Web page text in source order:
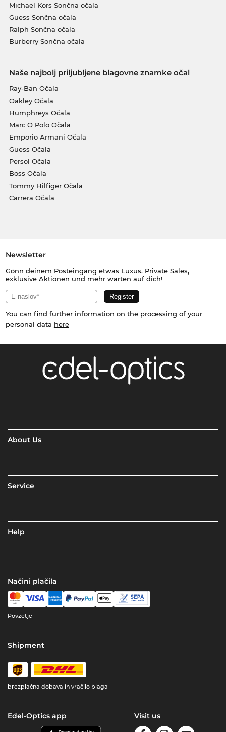
Michael Kors Sončna očala
Guess Sončna očala
Ralph Sončna očala
Burberry Sončna očala
Naše najbolj priljubljene blagovne znamke očal
Ray-Ban Očala
Oakley Očala
Humphreys Očala
Marc O Polo Očala
Emporio Armani Očala
Guess Očala
Persol Očala
Boss Očala
Tommy Hilfiger Očala
Carrera Očala
Newsletter
Gönn deinem Posteingang etwas Luxus. Private Sales,
exklusive Aktionen und mehr warten auf dich!
You can find further information on the processing of your
personal data here
About Us
Service
Help
Načini plačila
Povzetje
Shipment
brezplačna dobava in vračilo blaga
Edel-Optics app Visit us